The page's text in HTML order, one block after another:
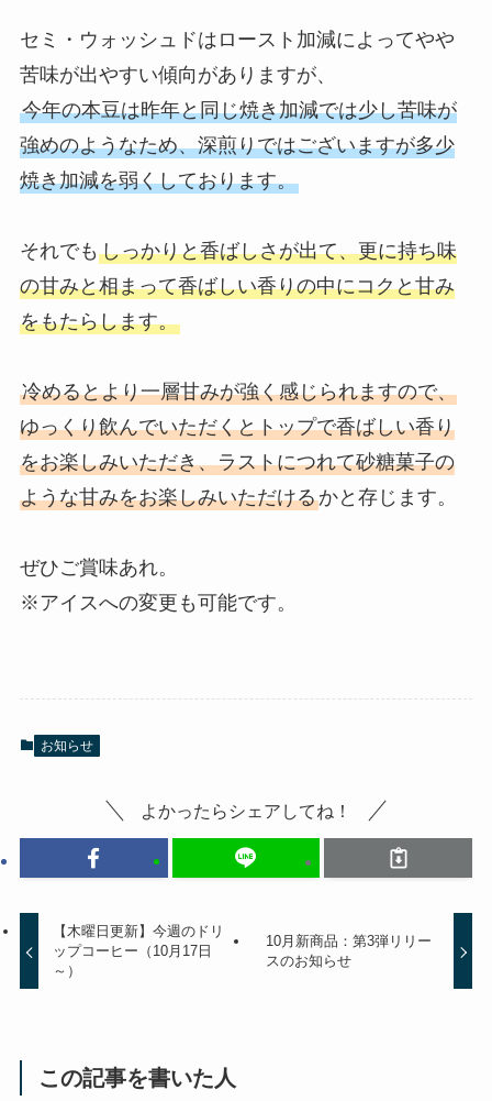
セミ・ウォッシュドはロースト加減によってやや
苦味が出やすい傾向がありますが、
今年の本豆は昨年と同じ焼き加減では少し苦味が
強めのようなため、深煎りではございますが多少
焼き加減を弱くしております。
それでも しっかりと香ばしさが出て、更に持ち味
の甘みと相まって香ばしい香りの中にコクと甘み
をもたらします。
冷めるとより一層甘みが強く感じられますので、
ゆっくり飲んでいただくとトップで香ばしい香り
をお楽しみいただき、ラストにつれて砂糖菓子の
ような甘みをお楽しみいただけるかと存じます。
ぜひご賞味あれ。
※アイスへの変更も可能です。
お知らせ
よかったらシェアしてね！
【木曜日更新】今週のドリ
ップコーヒー（10月17日
～）
10月新商品：第3弾リリー
スのお知らせ
この記事を書いた人